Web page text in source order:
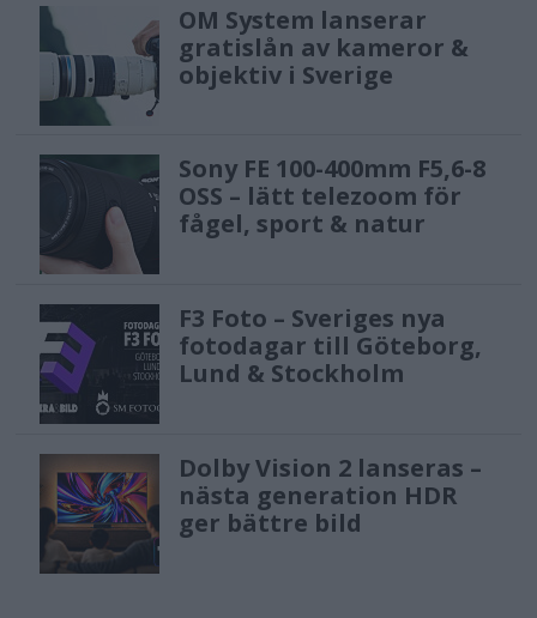
OM System lanserar
gratislån av kameror &
objektiv i Sverige
Sony FE 100-400mm F5,6-8
OSS – lätt telezoom för
fågel, sport & natur
F3 Foto – Sveriges nya
fotodagar till Göteborg,
Lund & Stockholm
Dolby Vision 2 lanseras –
nästa generation HDR
ger bättre bild